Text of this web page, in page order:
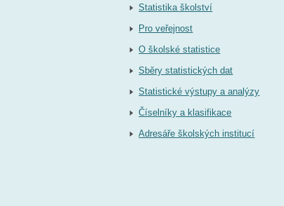
Statistika školství
Pro veřejnost
O školské statistice
Sběry statistických dat
Statistické výstupy a analýzy
Číselníky a klasifikace
Adresáře školských institucí